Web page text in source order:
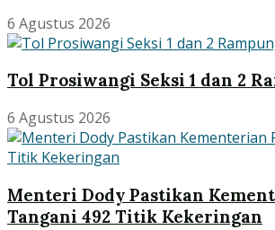
6 Agustus 2026
Tol Prosiwangi Seksi 1 dan 2
6 Agustus 2026
Menteri Dody Pastikan
Tangani 492 Titik Kekeringan